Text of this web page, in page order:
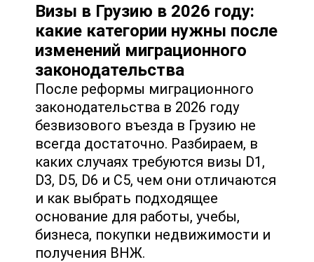
Визы в Грузию в 2026 году:
какие категории нужны после
изменений миграционного
законодательства
После реформы миграционного
законодательства в 2026 году
безвизового въезда в Грузию не
всегда достаточно. Разбираем, в
каких случаях требуются визы D1,
D3, D5, D6 и C5, чем они отличаются
и как выбрать подходящее
основание для работы, учебы,
бизнеса, покупки недвижимости и
получения ВНЖ.